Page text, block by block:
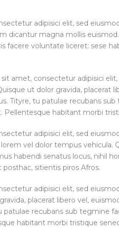
adipisici elit, sed
dicantur magna mollis
facere voluntate liceret: sese
amet, consectetur adipisici
ut dolor gravida, placerat
Tityre, tu patulae recubans
Pellentesque habitant morbi
adipisici elit, sed
vel dolor tempus vehicula.
habendi senatus locus, nihil
sitientis piros Afros.
adipisici elit, sed
placerat libero vel,
patulae recubans sub tegmine
habitant morbi tristique